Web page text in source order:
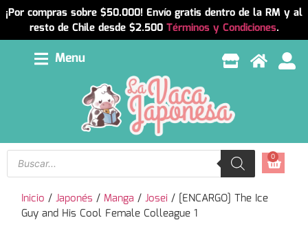
¡Por compras sobre $50.000! Envío gratis dentro de la RM y al
resto de Chile desde $2.500 Términos y Condiciones.
Menu
0
Inicio /Japonés /Manga /Josei / [ENCARGO] The Ice
Guy and His Cool Female Colleague 1